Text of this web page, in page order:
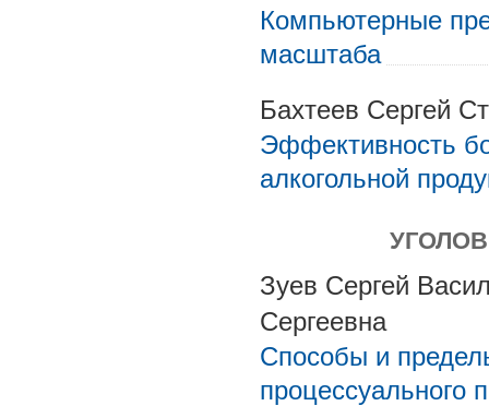
Компьютерные
масштаба
Бахтеев Сергей
Эффективность
алкогольной
Зуев Сергей
Сергеевна
Способы и
процессуального